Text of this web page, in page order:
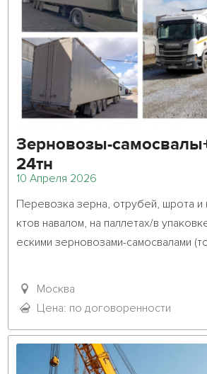
Зерновозы-
24тн
10 Апреля 2026
Перевозка зерна, отрубей, шрота
ктов навалом, на паллетах/в
ескими зерновозами-самосвалами
Москва
Цена: по договоренности